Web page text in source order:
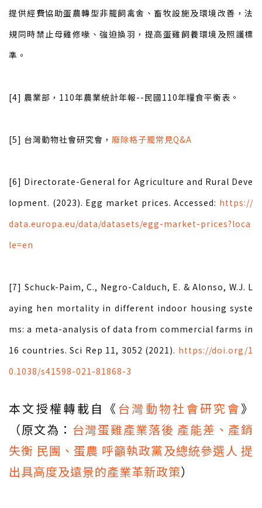
提供經費協助蛋農轉型非籠飼禽舍、畜牧設施及環境改善，法
規同時禁止母雞修喙、強迫換羽，提高蛋雞飼養環境及照護標
準。
[4] 農業部，110年農業統計年報--民國110年糧食平衡表。
[5] 台灣動物社會研究會， 廢除格子籠常見Q&A
[6] Directorate-General for Agriculture and Rural Deve
lopment. (2023). Egg market prices. Accessed: https://
data.europa.eu/data/datasets/egg-market-prices?loca
le=en
[7] Schuck-Paim, C., Negro-Calduch, E. & Alonso, W.J. L
aying hen mortality in different indoor housing syste
ms: a meta-analysis of data from commercial farms in
16 countries. Sci Rep 11, 3052 (2021). https://doi.org/1
0.1038/s41598-021-81868-3
本文授權轉載自《 台灣動物社會研究會》
（原文為： 台灣蛋雞產業落後 產能差、產銷
失衡 民團、蛋農 呼籲執政黨及總統參選人 提
出具高度及遠景的產業革新政策）